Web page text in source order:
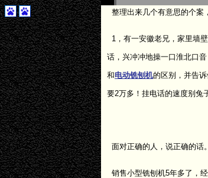
整理出来几个有意思的个案
1，有一安徽老兄，家里墙
话，兴冲冲地操一口淮北口
和电动铣刨机的区别，并告
要2万多！挂电话的速度别兔
面对正确的人，说正确的话
销售小型铣刨机5年多了，